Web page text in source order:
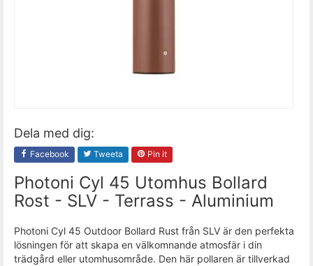
Dela med dig:
Facebook Tweeta Pin it
Photoni Cyl 45 Utomhus Bollard
Rost - SLV - Terrass - Aluminium
Photoni Cyl 45 Outdoor Bollard Rust från SLV är den perfekta
lösningen för att skapa en välkomnande atmosfär i din
trädgård eller utomhusområde. Den här pollaren är tillverkad